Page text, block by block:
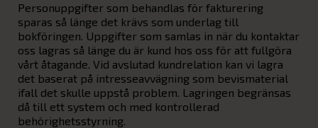
Personuppgifter som behandlas för fakturering
sparas så länge det krävs som underlag till
bokföringen. Uppgifter som samlas in när du kontaktar
oss lagras så länge du är kund hos oss för att fullgöra
vårt åtagande. Vid avslutad kundrelation kan vi lagra
det baserat på intresseavvägning som bevismaterial
ifall det skulle uppstå problem. Lagringen begränsas
då till ett system och med kontrollerad
behörighetsstyrning.